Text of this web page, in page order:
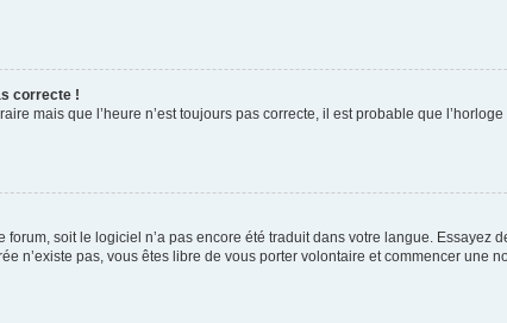
correcte !
mais que l’heure n’est toujours pas correcte, il est probable que
soit le logiciel n’a pas encore été traduit dans votre langue. Essayez
n’existe pas, vous êtes libre de vous porter volontaire et commencer une